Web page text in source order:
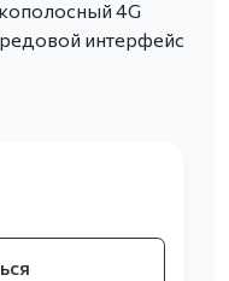
4G
интерфейс